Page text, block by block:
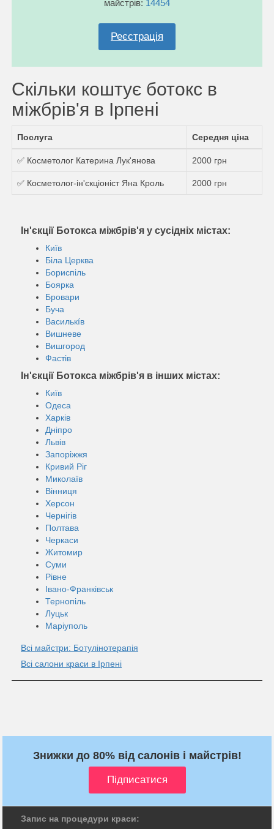
майстрів: 14454
Реєстрація
Скільки коштує ботокс в
міжбрів'я в Ірпені
Послуга Середня ціна
✅ Косметолог Катерина Лук'янова 2000 грн
✅ Косметолог-ін'єкціоніст Яна Кроль 2000 грн
Ін'єкції Ботокса міжбрів'я у сусідніх містах:
Київ
Біла Церква
Бориспіль
Боярка
Бровари
Буча
Василькíв
Вишневе
Вишгород
Фастів
Ін'єкції Ботокса міжбрів'я в інших містах:
Київ
Одеса
Харків
Дніпро
Львів
Запоріжжя
Кривий Ріг
Миколаїв
Вінниця
Херсон
Чернігів
Полтава
Черкаси
Житомир
Суми
Рівне
Івано-Франківськ
Тернопіль
Луцьк
Маріуполь
Всі майстри: Ботулінотерапія
Всі салони краси в Ірпені
Знижки до 80% від салонів і майстрів!
Запис на процедури краси: